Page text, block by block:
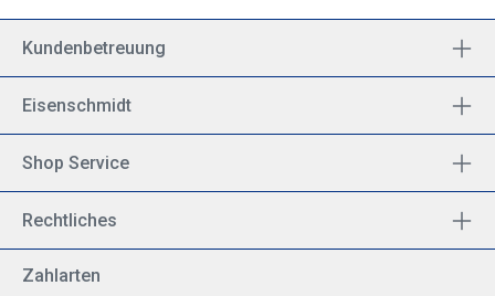
Kundenbetreuung
Eisenschmidt
Shop Service
Rechtliches
Zahlarten